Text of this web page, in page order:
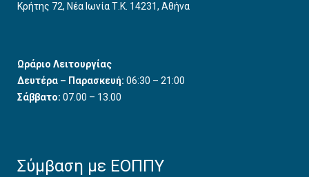
Κρήτης 72, Νέα Ιωνία Τ.Κ. 14231, Αθήνα
Ωράριο Λειτουργίας
Δευτέρα – Παρασκευή: 06:30 – 21:00
Σάββατο: 07.00 – 13.00
Σύμβαση με ΕΟΠΠΥ